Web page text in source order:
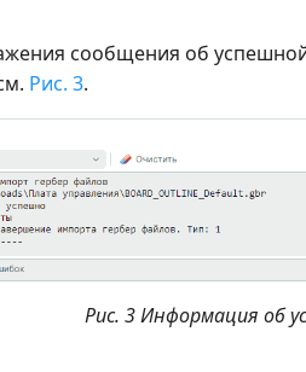
сообщения об успешной
Рис. 3.
Рис. 3 Информация об